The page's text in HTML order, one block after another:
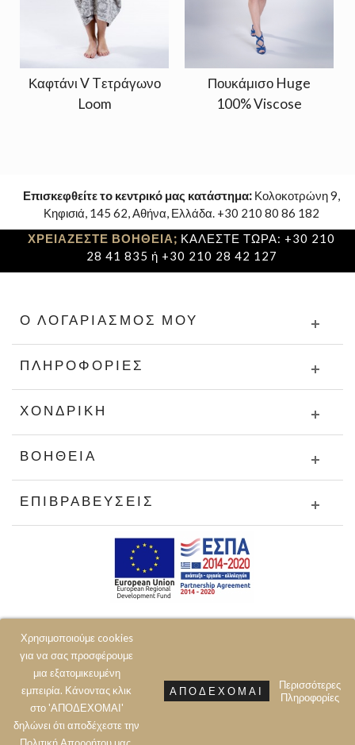
Χρησιμοποιούμε cookies
για να σας προσφέρουμε
μια εξατομικευμένη
εμπειρία. Κάνοντας κλικ
στο 'ΑΠΟΔΕΧΟΜΑΙ'
δηλώνει ότι αποδέχεστε την
ΑΠΟΔΈΧΟΜΑΙ
Περισσότερες
Πληροφορίες
Καφτάνι V Tετράγωνο
Loom
Πουκάμισο Huge
100% Viscose
Επισκεφθείτε το κεντρικό μας κατάστημα: Κολοκοτρώνη 9,
Κηφισιά, 145 62, Αθήνα, Ελλάδα. +30 210 80 86 182
ΧΡΕΙΑΖΕΣΤΕ ΒΟΗΘΕΙΑ; ΚΑΛΕΣΤΕ ΤΩΡΑ: +30 210
28 41 835 ή +30 210 28 42 127
Ο ΛΟΓΑΡΙΑΣΜΌΣ ΜΟΥ
ΠΛΗΡΟΦΟΡΊΕΣ
ΧΟΝΔΡΙΚΉ
ΒΟΉΘΕΙΑ
ΕΠΙΒΡΑΒΕΎΣΕΙΣ
© 2020 JOIN CLOTHES SA. ALL RIGHTS RESERVED